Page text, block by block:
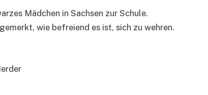
Mädchen in Sachsen zur Schule.
wie befreiend es ist, sich zu wehren.